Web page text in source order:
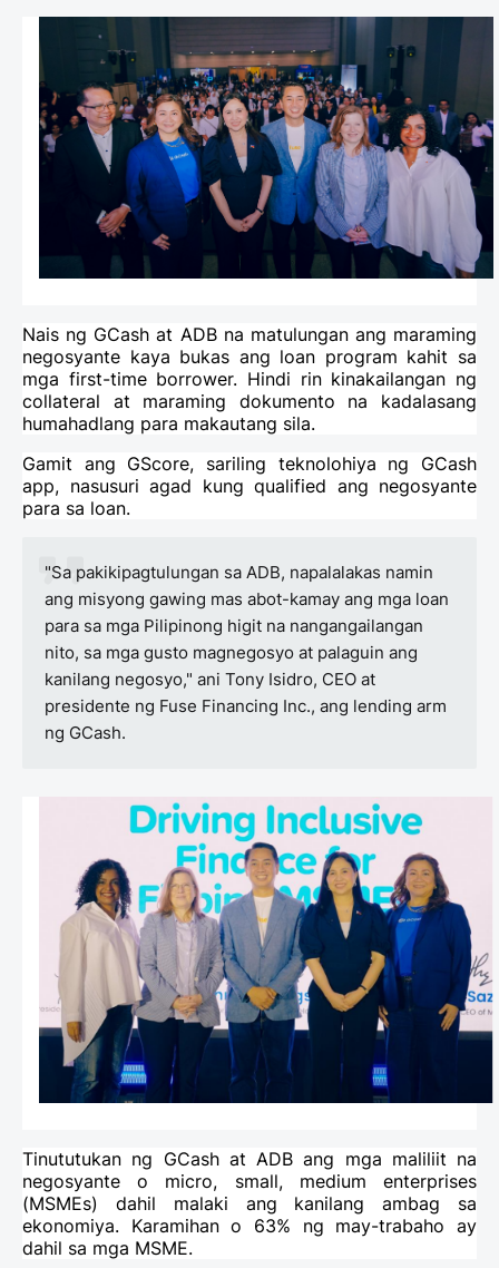
Nais ng GCash at ADB na matulungan ang maraming
negosyante kaya bukas ang loan program kahit sa
mga first-time borrower. Hindi rin kinakailangan ng
collateral at maraming dokumento na kadalasang
humahadlang para makautang sila.
Gamit ang GScore, sariling teknolohiya ng GCash
app, nasusuri agad kung qualified ang negosyante
para sa loan.
"Sa pakikipagtulungan sa ADB, napalalakas namin
ang misyong gawing mas abot-kamay ang mga loan
para sa mga Pilipinong higit na nangangailangan
nito, sa mga gusto magnegosyo at palaguin ang
kanilang negosyo," ani Tony Isidro, CEO at
presidente ng Fuse Financing Inc., ang lending arm
ng GCash.
Tinututukan ng GCash at ADB ang mga maliliit na
negosyante o micro, small, medium enterprises
(MSMEs) dahil malaki ang kanilang ambag sa
ekonomiya. Karamihan o 63% ng may-trabaho ay
dahil sa mga MSME.